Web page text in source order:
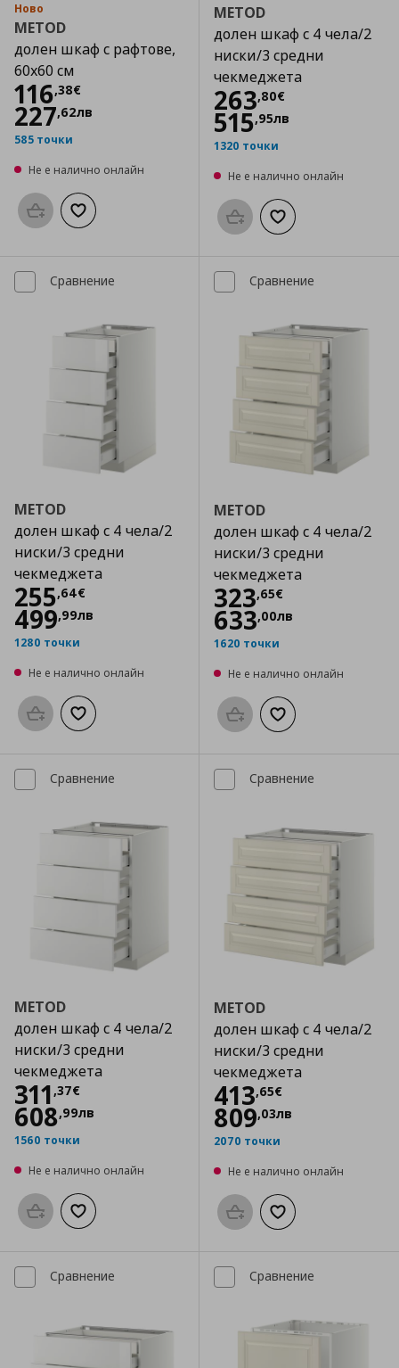
Ново
METOD
долен шкаф с рафтове,
60x60 см
116,38€
Цена
227,62лв
585 точки
Не е налично онлайн
Προσθήκη στο καλάθι
Добави към списъка с любими
METOD
долен шкаф с 4 чела/2
ниски/3 средни
чекмеджета
263,80€
Цена
515,95лв
1320 точки
Не е налично онлайн
Προσθήκη στο καλάθι
Добави към
Сравнение
METOD
долен шкаф с 4 чела/2
ниски/3 средни
чекмеджета
255,64€
Цена
499,99лв
1280 точки
Не е налично онлайн
Προσθήκη στο καλάθι
Добави към списъка с любими
Сравнение
METOD
долен шкаф с 4 чела/2
ниски/3 средни
чекмеджета
323,65€
Цена
633,00лв
1620 точки
Не е налично онлайн
Προσθήκη στο καλάθι
Добави към
Сравнение
METOD
долен шкаф с 4 чела/2
ниски/3 средни
чекмеджета
311 ,37€
Цена
608,99лв
1560 точки
Не е налично онлайн
Προσθήκη στο καλάθι
Добави към списъка с любими
Сравнение
METOD
долен шкаф с 4 чела/2
ниски/3 средни
чекмеджета
413,65€
Цена
809,03лв
2070 точки
Не е налично онлайн
Προσθήκη στο καλάθι
Добави към
Сравнение Сравнение